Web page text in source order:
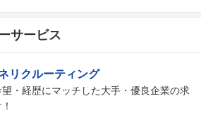
サービス
リクルーティング
・経歴にマッチした大手・優良企業の求